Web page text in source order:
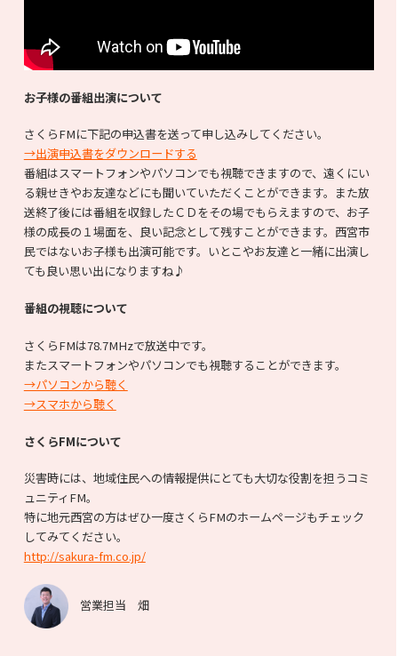
お子様の番組出演について
さくらFMに下記の申込書を送って申し込みしてください。
→出演申込書をダウンロードする
番組はスマートフォンやパソコンでも視聴できますので、遠くにい
る親せきやお友達などにも聞いていただくことができます。また放
送終了後には番組を収録したＣＤをその場でもらえますので、お子
様の成長の１場面を、良い記念として残すことができます。西宮市
民ではないお子様も出演可能です。いとこやお友達と一緒に出演し
ても良い思い出になりますね♪
番組の視聴について
さくらFMは78.7MHzで放送中です。
またスマートフォンやパソコンでも視聴することができます。
→パソコンから聴く
→スマホから聴く
さくらFMについて
災害時には、地域住民への情報提供にとても大切な役割を担うコミ
ュニティFM。
特に地元西宮の方はぜひ一度さくらFMのホームページもチェック
してみてください。
http://sakura-fm.co.jp/
営業担当 畑